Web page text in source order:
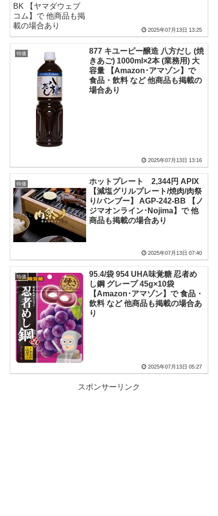
2025年07月13日 13:25
特価
877 キユーピー醸造 八方だし (焼
きあご) 1000ml×2本 (業務用) 大
容量 【Amazon･アマゾン】で
食品・飲料 など 他商品も掲載の
場合あり
2025年07月13日 13:16
特価
ホットプレート 2,344円 APIX
【減塩グリルプレート/焼肉/肉祭
り/バンブー】 AGP-242-BB 【ノ
ジマオンライン･Nojima】で 他
商品も掲載の場合あり
2025年07月13日 07:40
特価
95.4/袋 954 UHA味覚糖 忍者め
し鋼 グレープ 45g×10袋
【Amazon･アマゾン】で 食品・
飲料 など 他商品も掲載の場合あ
り
2025年07月13日 05:27
スポンサーリンク